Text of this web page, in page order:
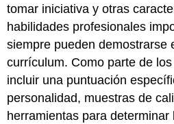
Ejercicios
Referencias
tomar iniciativa y otras
habilidades profesionales
siempre pueden demostrarse
currículum. Como parte de
incluir una puntuación
personalidad, muestras de
herramientas para